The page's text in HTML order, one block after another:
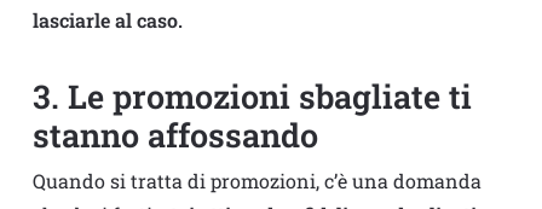
lasciarle al caso.
3. Le promozioni sbagliate ti
stanno affossando
Quando si tratta di promozioni, c’è una domanda